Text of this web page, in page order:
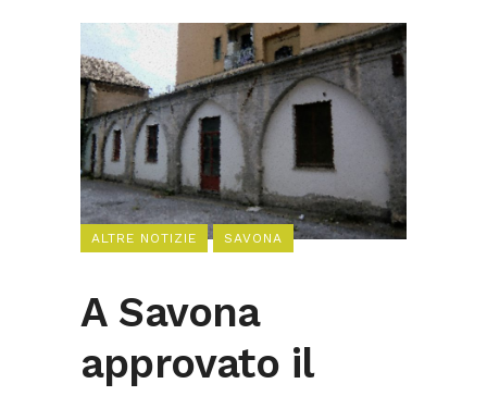
ALTRE NOTIZIE SAVONA
A Savona
approvato il